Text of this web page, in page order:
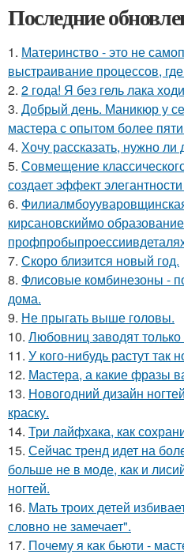
Последние
1. Материнство - это не
выстраивание процессов,
2. 2 года! Я без гель лака
3. Добрый день. Маникюр у
мастера с опытом более
4. Хочу рассказать, нужно ли
5. Совмещение
создает эффект
6.
кирсановскиймо
7. Скоро близится новый год.
8. Флисовые комбинезоны -
дома.
9. Не прыгать выше головы.
10. Любовниц заводят
11. У кого-нибудь растут так
12. Мастера, а какие фразы
13. Новогодний дизайн
краску.
14. Три лайфхака, как
15. Сейчас тренд идет на
больше не в моде, как и
ногтей.
16. Мать троих детей
словно не замечает".
17. Почему я как бьюти -